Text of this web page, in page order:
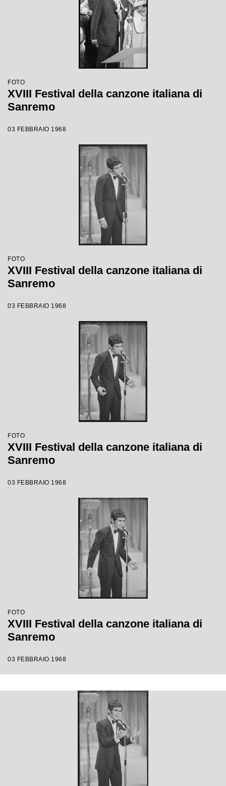
FOTO
XVIII Festival della canzone italiana di
Sanremo
03 FEBBRAIO 1968
FOTO
XVIII Festival della canzone italiana di
Sanremo
03 FEBBRAIO 1968
FOTO
XVIII Festival della canzone italiana di
Sanremo
03 FEBBRAIO 1968
FOTO
XVIII Festival della canzone italiana di
Sanremo
03 FEBBRAIO 1968